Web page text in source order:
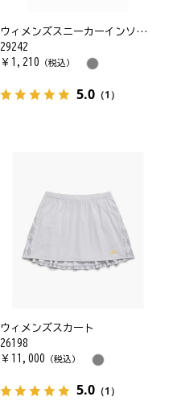
ウィメンズスニーカーインソックス
29242
￥ 1,210 （税込）
5.0（1）
ウィメンズスカート
26198
￥ 11,000 （税込）
5.0（1）